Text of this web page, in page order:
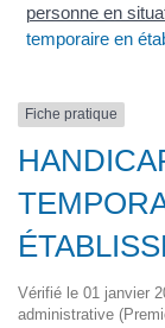
personne en
temporaire en
Fiche pratique
Vérifié le 01 janvier
administrative